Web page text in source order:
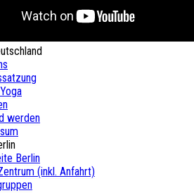
werden
Berlin
(inkl. Anfahrt)